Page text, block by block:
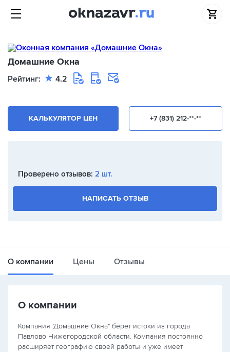
Домашние Окна
Рейтинг: 4.2
+7 (831) 212-**-**
КАЛЬКУЛЯТОР ЦЕН
Проверено отзывов: 2 шт.
НАПИСАТЬ ОТЗЫВ
О компании Цены Отзывы
О компании
Компания "Домашние Окна" берет истоки из города
Павлово Нижегородской области. Компания постоянно
расширяет географию своей работы и уже имеет